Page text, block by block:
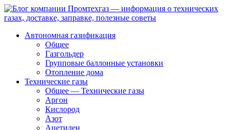
Автономная газификация
Общее
Газгольдер
Групповые баллонные установки
Отопление дома
Технические газы
Общее — Технические газы
Аргон
Кислород
Азот
Ацетилен